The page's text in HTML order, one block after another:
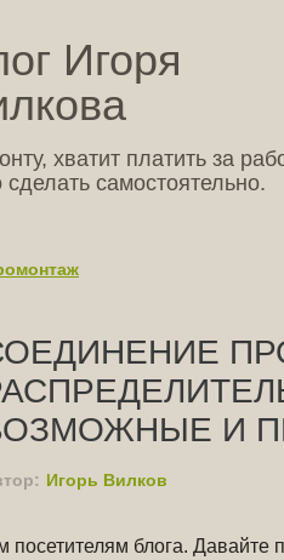
Игоря
хватит платить за
самостоятельно.
И
Игорь Вилков
посетителям блога. Давайте